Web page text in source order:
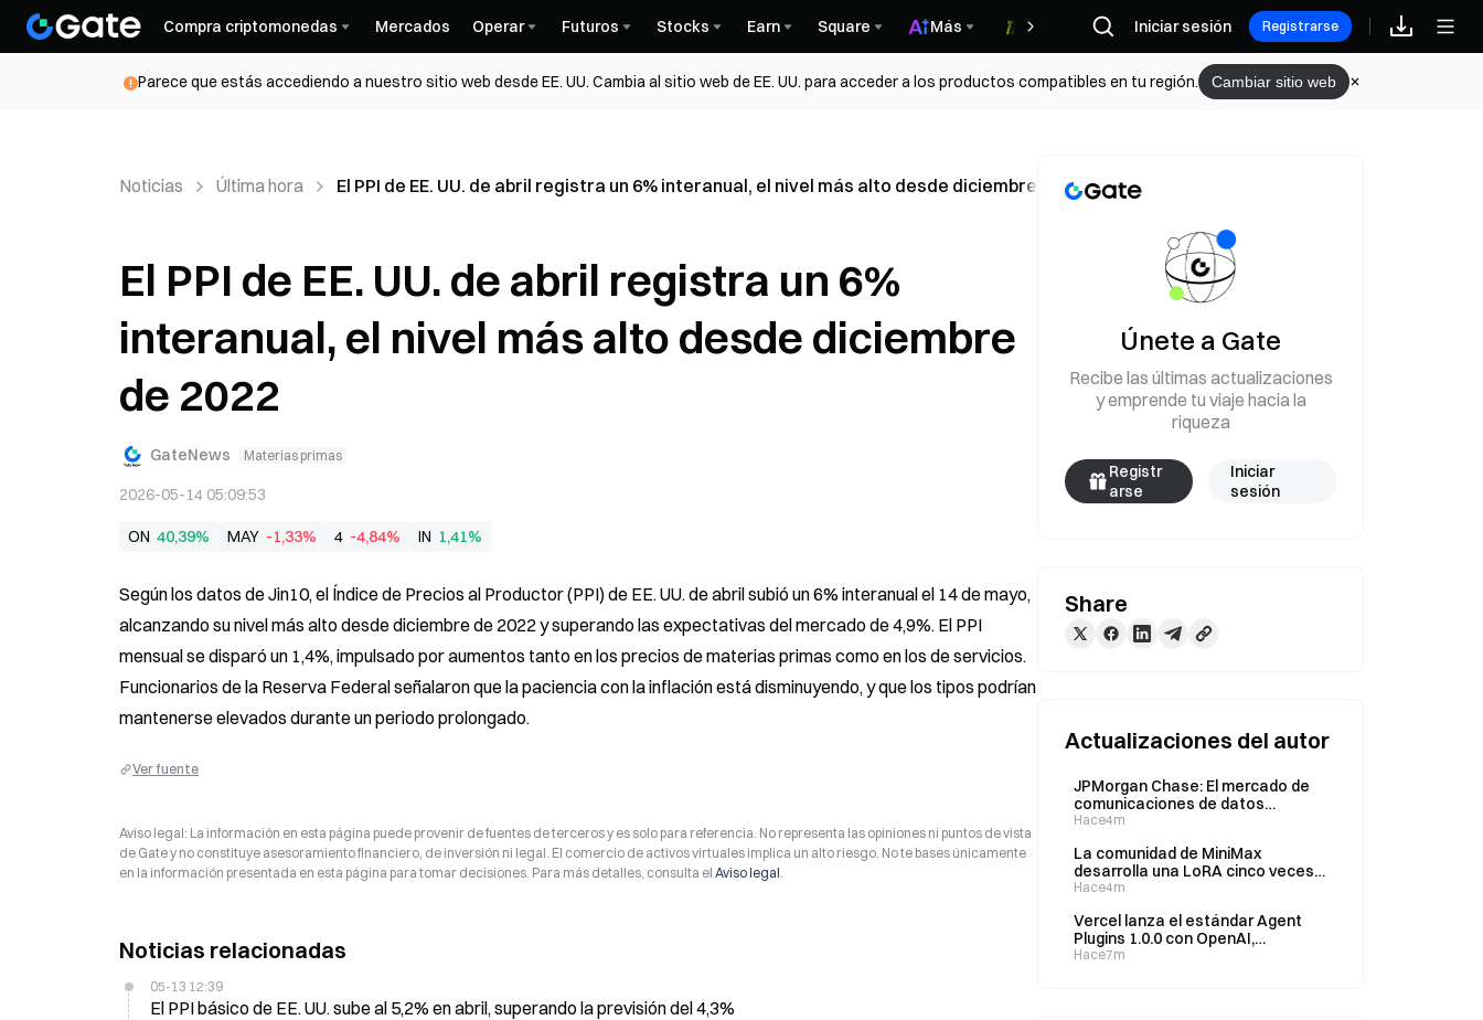
Compra criptomonedas Mercados Operar Futuros Stocks Earn Square Más Recompensas
Iniciar sesión Registrarse
Parece que estás accediendo a nuestro sitio web desde EE. UU. Cambia al sitio web de EE. UU. para acceder a los productos compatibles en tu región. Cambiar sitio web
Noticias Última hora El PPI de EE. UU. de abril registra un 6% interanual, el nivel más alto desde diciembre de 2022
El PPI de EE. UU. de abril registra un 6%
interanual, el nivel más alto desde diciembre
de 2022
GateNews Materias primas
2026-05-14 05:09:53
ON 40,39% MAY -1,33% 4 -4,84% IN 1,41%
Según los datos de Jin10, el Índice de Precios al Productor (PPI) de EE. UU. de abril subió un 6% interanual el 14 de mayo,
alcanzando su nivel más alto desde diciembre de 2022 y superando las expectativas del mercado de 4,9%. El PPI
mensual se disparó un 1,4%, impulsado por aumentos tanto en los precios de materias primas como en los de servicios.
Funcionarios de la Reserva Federal señalaron que la paciencia con la inflación está disminuyendo, y que los tipos podrían
mantenerse elevados durante un periodo prolongado.
Ver fuente
Aviso legal: La información en esta página puede provenir de fuentes de terceros y es solo para referencia. No representa las opiniones ni puntos de vista
de Gate y no constituye asesoramiento financiero, de inversión ni legal. El comercio de activos virtuales implica un alto riesgo. No te bases únicamente
en la información presentada en esta página para tomar decisiones. Para más detalles, consulta el Aviso legal.
Noticias relacionadas
05-13 12:39
El PPI básico de EE. UU. sube al 5,2% en abril, superando la previsión del 4,3%
Únete a Gate
Recibe las últimas actualizaciones
y emprende tu viaje hacia la
riqueza
Registr
arse
Iniciar
sesión
Share
Actualizaciones del autor
JPMorgan Chase: El mercado de
comunicaciones de datos
alcanzará $70B en 2030 con una
una cuota del 25%
Hace4m
La comunidad de MiniMax
desarrolla una LoRA cinco veces
más rápido en solo cuatro días
fuente.
Hace4m
Vercel lanza el estándar Agent
Plugins 1.0.0 con OpenAI,
Microsoft y Cursor
Hace7m